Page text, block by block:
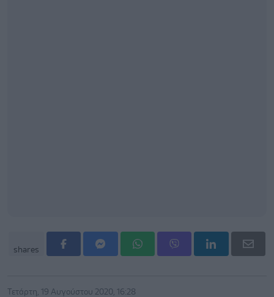
shares
Τετάρτη, 19 Αυγούστου 2020, 16:28